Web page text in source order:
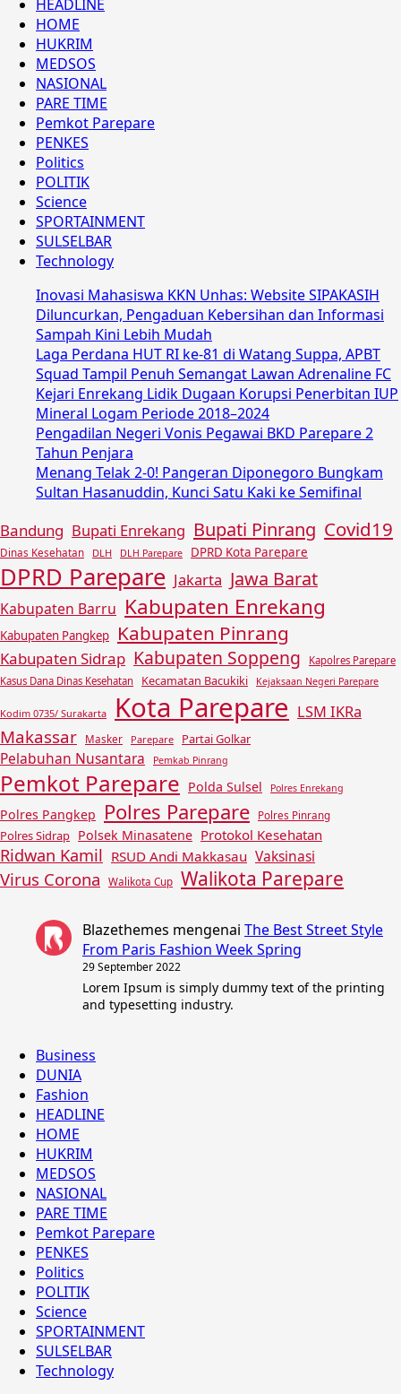
HEADLINE
HOME
HUKRIM
MEDSOS
NASIONAL
PARE TIME
Pemkot Parepare
PENKES
Politics
POLITIK
Science
SPORTAINMENT
SULSELBAR
Technology
Inovasi Mahasiswa KKN Unhas: Website SIPAKASIH
Diluncurkan, Pengaduan Kebersihan dan Informasi
Sampah Kini Lebih Mudah
Laga Perdana HUT RI ke-81 di Watang Suppa, APBT
Squad Tampil Penuh Semangat Lawan Adrenaline FC
Kejari Enrekang Lidik Dugaan Korupsi Penerbitan IUP
Mineral Logam Periode 2018–2024
Pengadilan Negeri Vonis Pegawai BKD Parepare 2
Tahun Penjara
Menang Telak 2-0! Pangeran Diponegoro Bungkam
Sultan Hasanuddin, Kunci Satu Kaki ke Semifinal
Bandung Bupati Enrekang Bupati Pinrang Covid19
Dinas Kesehatan DLH DLH Parepare DPRD Kota Parepare
DPRD Parepare Jakarta Jawa Barat
Kabupaten Barru Kabupaten Enrekang
Kabupaten Pangkep Kabupaten Pinrang
Kabupaten Sidrap Kabupaten Soppeng
Kapolres Parepare
Kasus Dana Dinas Kesehatan
Kecamatan Bacukiki Kejaksaan Negeri Parepare
Kodim 0735/ Surakarta Kota Parepare LSM IKRa
Makassar Masker Parepare Partai Golkar
Pelabuhan Nusantara Pemkab Pinrang
Pemkot Parepare Polda Sulsel Polres Enrekang
Polres Pangkep Polres Parepare Polres Pinrang
Polres Sidrap Polsek Minasatene Protokol Kesehatan
Ridwan Kamil RSUD Andi Makkasau Vaksinasi
Virus Corona Walikota Cup Walikota Parepare
Blazethemes mengenai The Best Street Style
From Paris Fashion Week Spring
29 September 2022
Lorem Ipsum is simply dummy text of the printing
and typesetting industry.
Business
DUNIA
Fashion
HEADLINE
HOME
HUKRIM
MEDSOS
NASIONAL
PARE TIME
Pemkot Parepare
PENKES
Politics
POLITIK
Science
SPORTAINMENT
SULSELBAR
Technology